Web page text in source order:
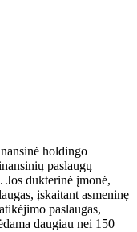
holdingo
paslaugų
Jos dukterinė įmonė,
įskaitant asmeninę
paslaugas,
daugiau nei 150